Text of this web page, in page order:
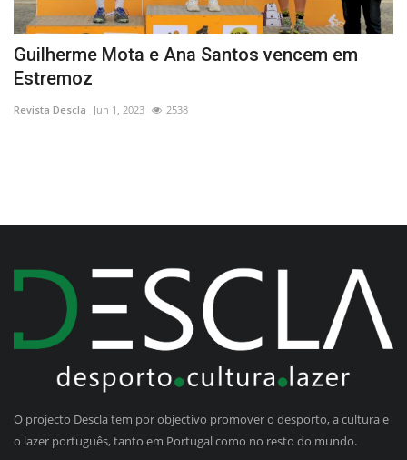
Guilherme Mota e Ana Santos vencem em
Estremoz
Revista Descla Jun 1, 2023 2538
O projecto Descla tem por objectivo promover o desporto, a cultura e
o lazer português, tanto em Portugal como no resto do mundo.